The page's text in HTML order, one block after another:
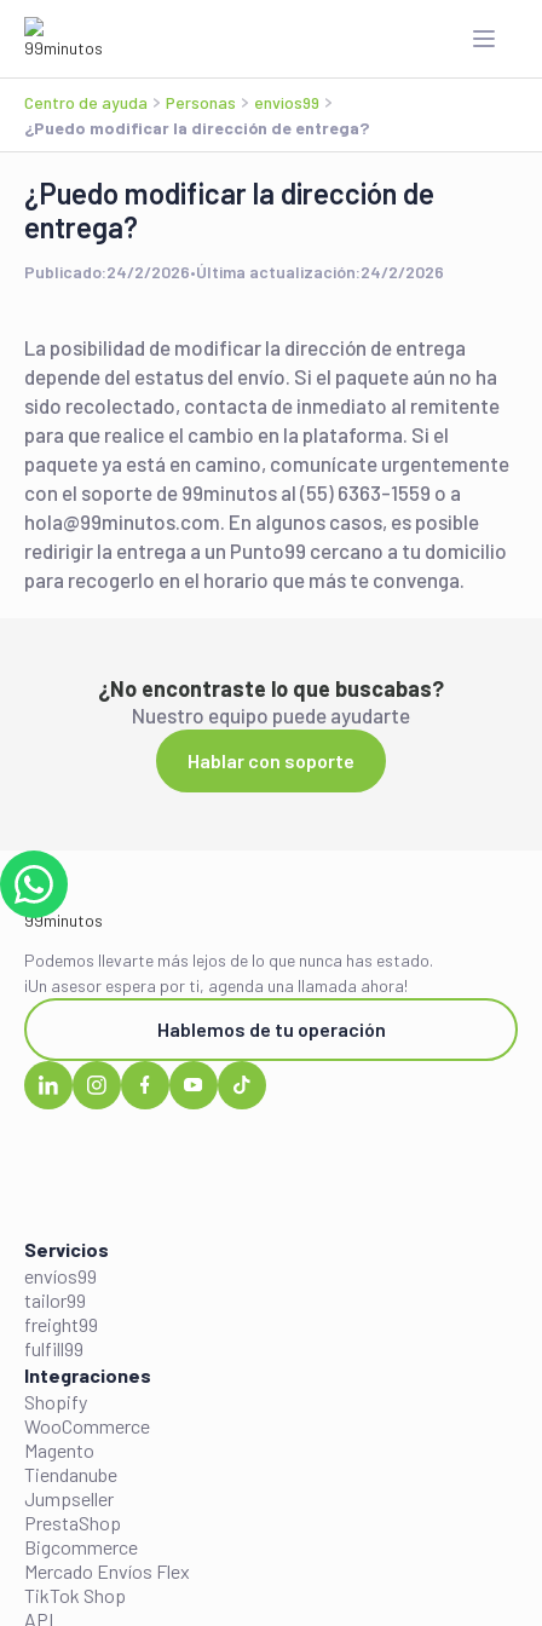
Centro de ayuda Personas
envios99
¿Puedo modificar la dirección de entrega?
¿Puedo modificar la dirección de
entrega?
Publicado:24/2/2026•Última actualización:24/2/2026
La posibilidad de modificar la dirección de entrega
depende del estatus del envío. Si el paquete aún no ha
sido recolectado, contacta de inmediato al remitente
para que realice el cambio en la plataforma. Si el
paquete ya está en camino, comunícate urgentemente
con el soporte de 99minutos al (55) 6363-1559 o a
hola@99minutos.com. En algunos casos, es posible
redirigir la entrega a un Punto99 cercano a tu domicilio
para recogerlo en el horario que más te convenga.
¿No encontraste lo que buscabas?
Nuestro equipo puede ayudarte
Hablar con soporte
Podemos llevarte más lejos de lo que nunca has estado.
¡Un asesor espera por ti, agenda una llamada ahora!
Hablemos de tu operación
Servicios
envíos99
tailor99
freight99
fulfill99
Integraciones
Shopify
WooCommerce
Magento
Tiendanube
Jumpseller
PrestaShop
Bigcommerce
Mercado Envíos Flex
TikTok Shop
API